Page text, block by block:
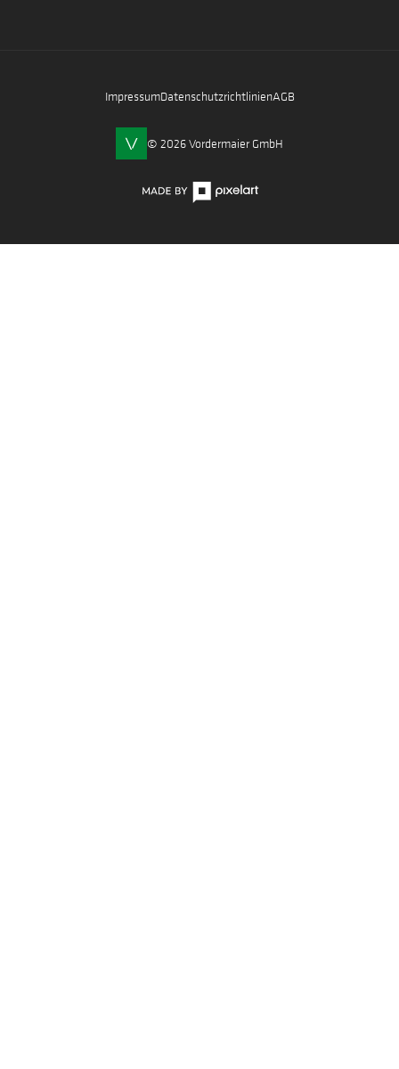
ImpressumDatenschutzrichtlinienAGB
© 2026 Vordermaier GmbH